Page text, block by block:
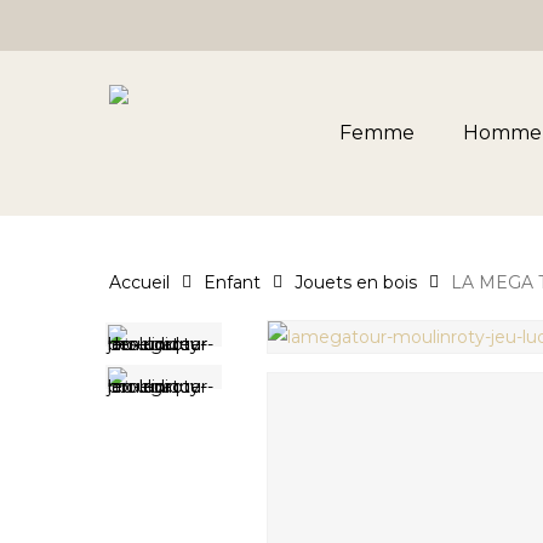
to
Femme Homme
Accueil Enfant Jouets en bois LA MEGA